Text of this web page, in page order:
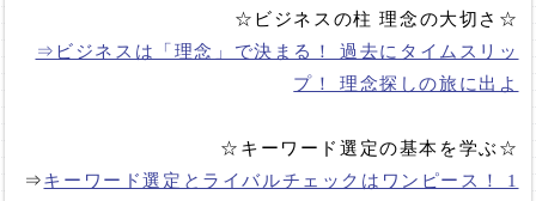
☆ビジネスの柱 理念の大切さ☆
⇒ビジネスは「理念」で決まる！ 過去にタイムスリッ
プ！ 理念探しの旅に出よ
☆キーワード選定の基本を学ぶ☆
⇒キーワード選定とライバルチェックはワンピース！ 1